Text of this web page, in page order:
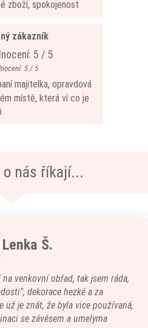
zboží, spokojenost
zákazník
5 / 5
majitelka, opravdová
místě, která ví co je
nás říkají...
Lenka Š.
venkovní obřad, tak jsem ráda,
dekorace hezké a za
je znát, že byla vice používaná,
se závěsem a umelyma